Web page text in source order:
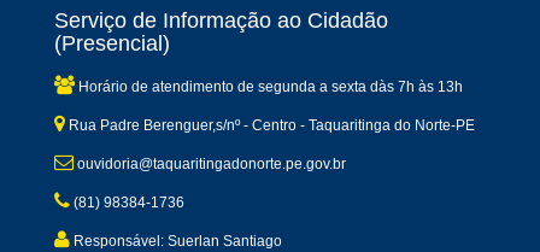
Serviço de Informação ao Cidadão
(Presencial)
Horário de atendimento de segunda a sexta dàs 7h às 13h
Rua Padre Berenguer,s/nº - Centro - Taquaritinga do Norte-PE
ouvidoria@taquaritingadonorte.pe.gov.br
(81) 98384-1736
Responsável: Suerlan Santiago